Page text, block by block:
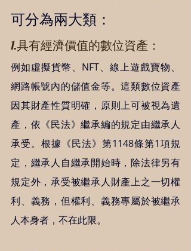
可分為兩大類：
1.具有經濟價值的數位資產：
例如虛擬貨幣、NFT、線上遊戲寶物、
網路帳號內的儲值金等。這類數位資產
因其財產性質明確，原則上可被視為遺
產，依《民法》繼承編的規定由繼承人
承受。根據《民法》第1148條第1項規
定，繼承人自繼承開始時，除法律另有
規定外，承受被繼承人財產上之一切權
利、義務，但權利、義務專屬於被繼承
人本身者，不在此限。